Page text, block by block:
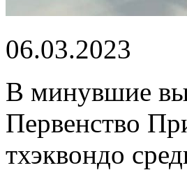
06.03.2023
В минувшие
Первенство
тхэквондо